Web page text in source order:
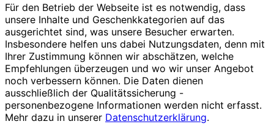
Für den Betrieb der Webseite ist es notwendig, dass
unsere Inhalte und Geschenkkategorien auf das
ausgerichtet sind, was unsere Besucher erwarten.
Insbesondere helfen uns dabei Nutzungsdaten, denn mit
Ihrer Zustimmung können wir abschätzen, welche
Empfehlungen überzeugen und wo wir unser Angebot
noch verbessern können. Die Daten dienen
ausschließlich der Qualitätssicherung -
personenbezogene Informationen werden nicht erfasst.
Mehr dazu in unserer Datenschutzerklärung.